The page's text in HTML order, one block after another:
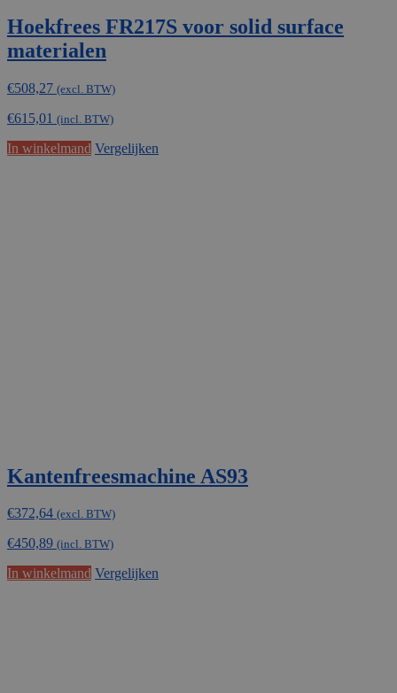
Hoekfrees FR217S voor solid surface
materialen
€508,27 (excl. BTW)
€615,01 (incl. BTW)
In winkelmand Vergelijken
Kantenfreesmachine AS93
€372,64 (excl. BTW)
€450,89 (incl. BTW)
In winkelmand Vergelijken